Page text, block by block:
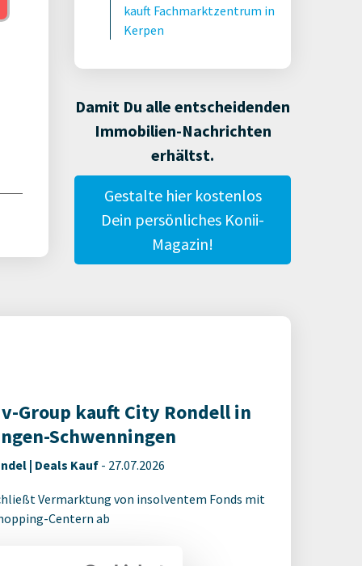
kauft Fachmarktzentrum in
Kerpen
Damit Du alle entscheidenden
Immobilien-Nachrichten
erhältst.
Gestalte hier kostenlos
Dein persönliches Konii-
Magazin!
Group kauft City Rondell in
Schwenningen
| Deals Kauf - 27.07.2026
Vermarktung von insolventem Fonds mit
Centern ab